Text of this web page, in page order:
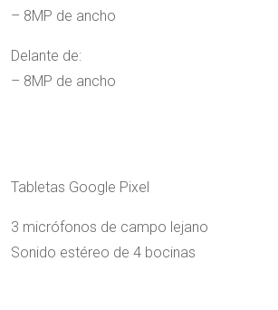
– 8MP de ancho
Delante de:
– 8MP de ancho
Tabletas Google Pixel
3 micrófonos de campo lejano
Sonido estéreo de 4 bocinas